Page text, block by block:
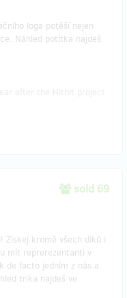
loga potěší nejen
Náhled potítka najdeš
sold 69
Získej kromě všech díků i
mít reprerezentanti v
de facto jedním z nás a
trika najdeš ve